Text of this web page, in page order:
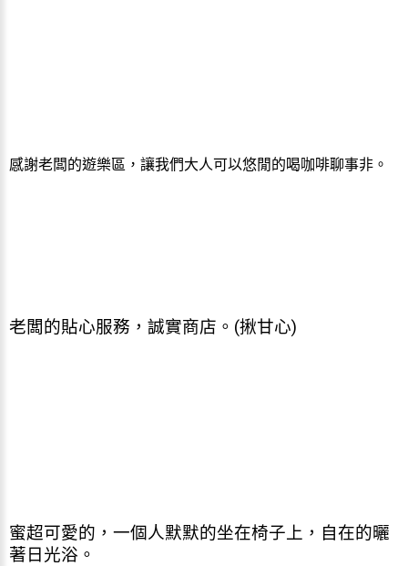
感謝老闆的遊樂區，讓我們大人可以悠閒的喝咖啡聊事非。
老闆的貼心服務，誠實商店。(揪甘心)
蜜超可愛的，一個人默默的坐在椅子上，自在的曬
著日光浴。